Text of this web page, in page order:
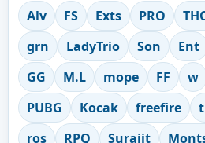
Alv
FS Exts PRO
grn
LadyTrio Son Ent
GG
M.L mope FF w
PUBG
Kocak freefire
ros
RPQ Surajit